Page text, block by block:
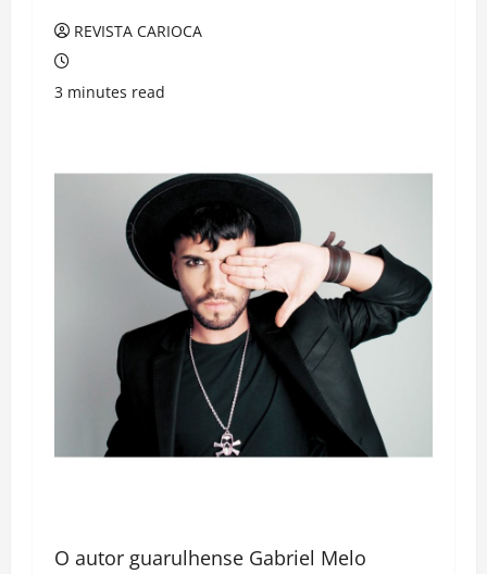
REVISTA CARIOCA
3 minutes read
O autor guarulhense Gabriel Melo